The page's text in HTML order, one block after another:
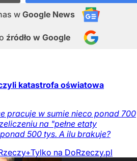
w Google News
źródło w Google
katastrofa oświatowa
pracuje w sumie nieco ponad 700
na "pełne etaty
500 tys. A ilu brakuje?
Tylko na DoRzeczy.pl